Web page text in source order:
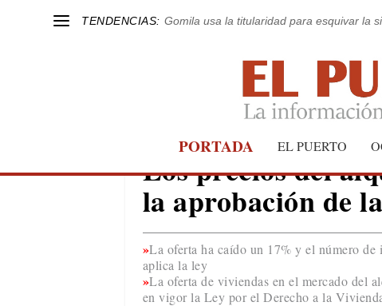
TENDENCIAS: Gomila usa la titularidad para esquivar la
PORTADA EL PUERTO
ANDALUCÍA
Los precios del
la aprobación de
La oferta ha caído un 17% y el número de
aplica la ley
La oferta de viviendas en el mercado del
en vigor la Ley por el Derecho a la